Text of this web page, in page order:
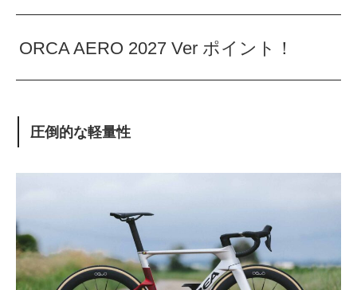
ORCA AERO 2027 Ver ポイント！
圧倒的な軽量性